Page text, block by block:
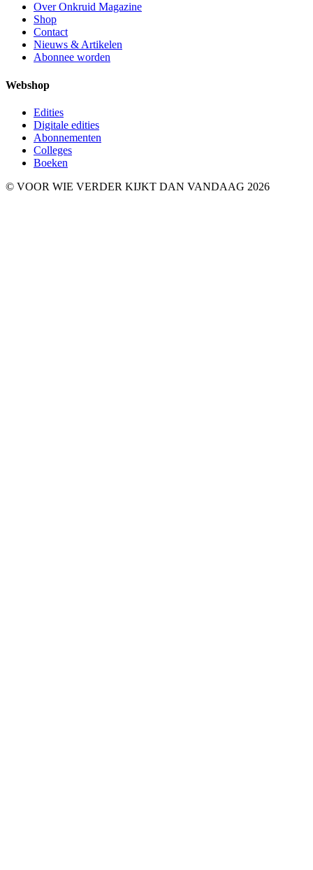
Over Onkruid Magazine
Shop
Contact
Nieuws & Artikelen
Abonnee worden
Webshop
Edities
Digitale edities
Abonnementen
Colleges
Boeken
© VOOR WIE VERDER KIJKT DAN VANDAAG 2026